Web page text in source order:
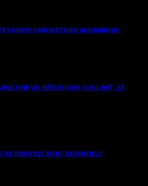
COMME LABORATOIRE ALCHIMIQUE
UNE VIE: RÉFLEXIONS SUR L’ART, LE
PEINTRES SONT ESSENTIELS